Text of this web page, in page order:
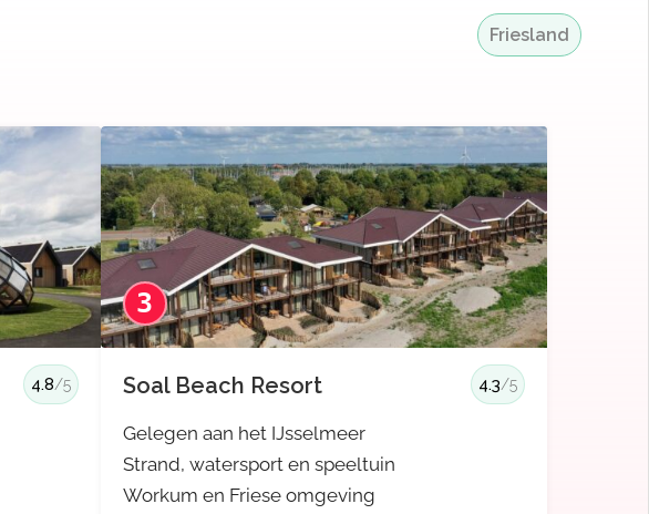
Friesland
4.8/5
3
Soal Beach Resort 4.3/5
Gelegen aan het IJsselmeer
Strand, watersport en speeltuin
Workum en Friese omgeving